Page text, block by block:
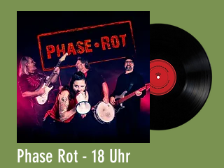
Phase Rot - 18 Uhr